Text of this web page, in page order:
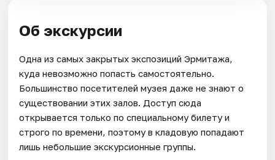
Об экскурсии
Одна из самых закрытых экспозиций Эрмитажа,
куда невозможно попасть самостоятельно.
Большинство посетителей музея даже не знают о
существовании этих залов. Доступ сюда
открывается только по специальному билету и
строго по времени, поэтому в кладовую попадают
лишь небольшие экскурсионные группы.